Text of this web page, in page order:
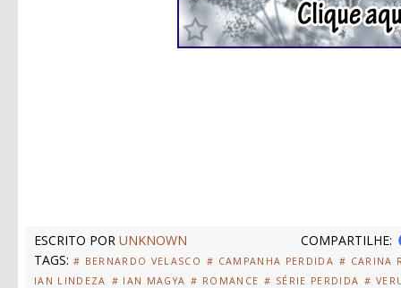
ESCRITO POR UNKNOWN
COMPARTILHE:
TAGS: # BERNARDO VELASCO # CAMPANHA PERDIDA # CARINA
IAN LINDEZA # IAN MAGYA # ROMANCE # SÉRIE PERDIDA #